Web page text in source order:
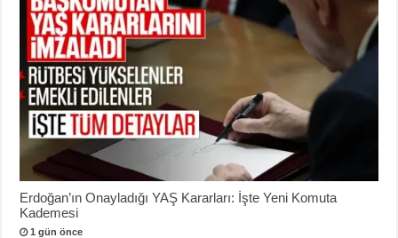
Erdoğan’ın Onayladığı YAŞ Kararları: İşte Yeni Komuta
Kademesi
1 gün önce